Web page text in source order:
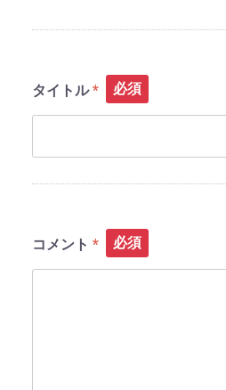
タイトル 必須
コメント 必須